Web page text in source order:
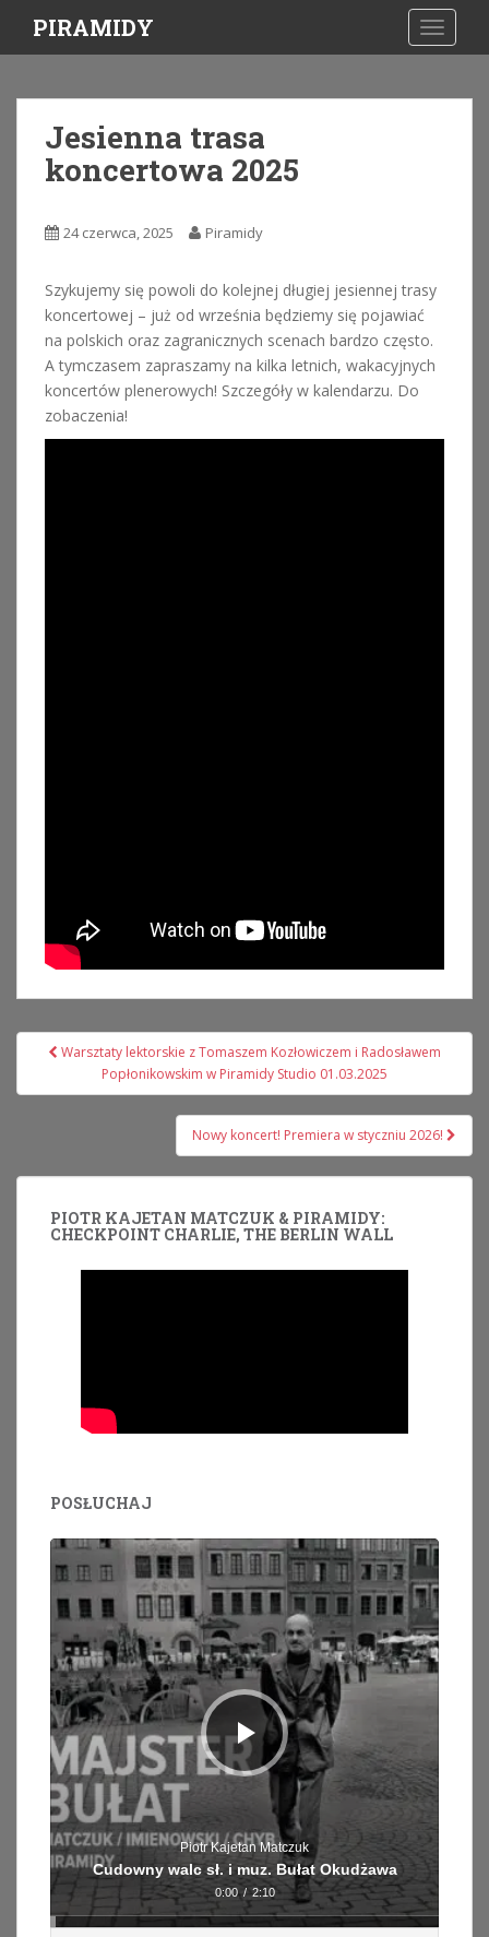
i
PIRAMIDY
Jesienna trasa
koncertowa 2025
24 czerwca, 2025 Piramidy
Szykujemy się powoli do kolejnej długiej jesiennej trasy
koncertowej – już od września będziemy się pojawiać
na polskich oraz zagranicznych scenach bardzo często.
A tymczasem zapraszamy na kilka letnich, wakacyjnych
koncertów plenerowych! Szczegóły w kalendarzu. Do
zobaczenia!
Nawigacja
Warsztaty lektorskie z Tomaszem Kozłowiczem i Radosławem
Popłonikowskim w Piramidy Studio 01.03.2025
Nowy koncert! Premiera w styczniu 2026!
PIOTR KAJETAN MATCZUK & PIRAMIDY:
CHECKPOINT CHARLIE, THE BERLIN WALL
POSŁUCHAJ
Odtwarzacz
dźwiękowych
Piotr Kajetan Matczuk
Cudowny walc sł. i muz. Bułat Okudżawa
0:00 / 2:10